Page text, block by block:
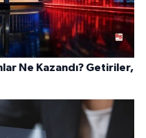
Ne Kazandı? Getiriler,